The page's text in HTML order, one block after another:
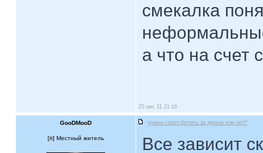
смекалка
а что на счет
25 авг, 11 21:16
GooDMooD нужен совет:фотить за деньги или нет?
[ ] Местный житель
Все зависит